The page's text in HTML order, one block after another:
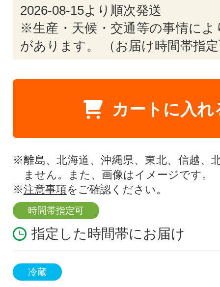
2026-08-15より順次発送
※生産・天候・交通等の事情によ
があります。 （お届け時間帯指
カートに入れ
※離島、北海道、沖縄県、東北、信越、
ません。また、画像はイメージです。
※注意事項をご確認ください。
時間帯指定可
指定した時間帯にお届け
冷蔵